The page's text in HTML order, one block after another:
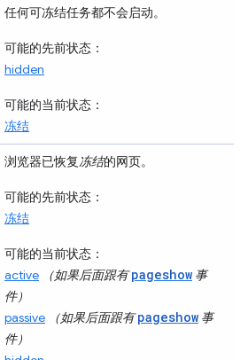
任何可冻结任务都不会启动。
可能的先前状态 ：
hidden
可能的当前状态 ：
冻结
浏览器已恢复冻结的网页。
可能的先前状态 ：
冻结
可能的当前状态 ：
active
（如果后面跟有pageshow 事
件）
passive
（如果后面跟有pageshow 事
件）